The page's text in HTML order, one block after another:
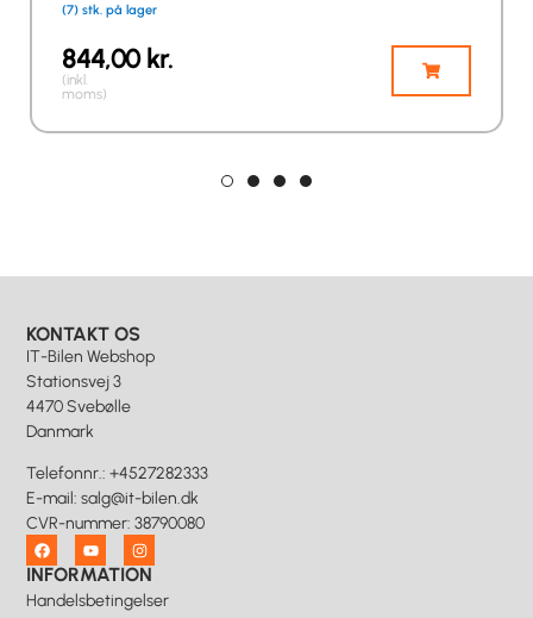
(7) stk. på lager
844,00kr.
(inkl.
moms)
KONTAKT OS
IT-Bilen Webshop
Stationsvej 3
4470 Svebølle
Danmark
Telefonnr.: +4527282333
E-mail:salg@it-bilen.dk
CVR-nummer: 38790080
INFORMATION
Handelsbetingelser